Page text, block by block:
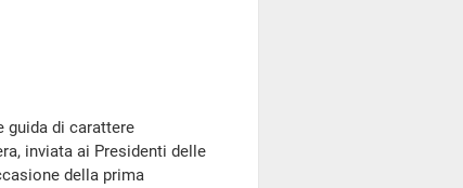
di carattere
inviata ai Presidenti delle
della prima